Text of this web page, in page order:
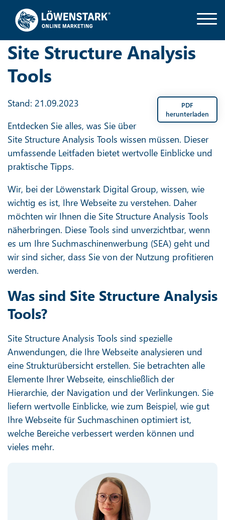
Site Structure Analysis
Tools
PDF
herunterladen
Stand: 21.09.2023
Entdecken Sie alles, was Sie über
Site Structure Analysis Tools wissen müssen. Dieser
umfassende Leitfaden bietet wertvolle Einblicke und
praktische Tipps.
Wir, bei der Löwenstark Digital Group, wissen, wie
wichtig es ist, Ihre Webseite zu verstehen. Daher
möchten wir Ihnen die Site Structure Analysis Tools
näherbringen. Diese Tools sind unverzichtbar, wenn
es um Ihre Suchmaschinenwerbung (SEA) geht und
wir sind sicher, dass Sie von der Nutzung profitieren
werden.
Was sind Site Structure Analysis
Tools?
Site Structure Analysis Tools sind spezielle
Anwendungen, die Ihre Webseite analysieren und
eine Strukturübersicht erstellen. Sie betrachten alle
Elemente Ihrer Webseite, einschließlich der
Hierarchie, der Navigation und der Verlinkungen. Sie
liefern wertvolle Einblicke, wie zum Beispiel, wie gut
Ihre Webseite für Suchmaschinen optimiert ist,
welche Bereiche verbessert werden können und
vieles mehr.